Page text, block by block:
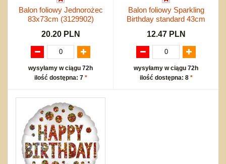
Balon foliowy Jednorożec
83x73cm (3129902)
20.20 PLN
wysyłamy w ciągu 72h
ilość dostępna: 7 *
Balon foliowy Sparkling
Birthday standard 43cm
12.47 PLN
wysyłamy w ciągu 72h
ilość dostępna: 8 *